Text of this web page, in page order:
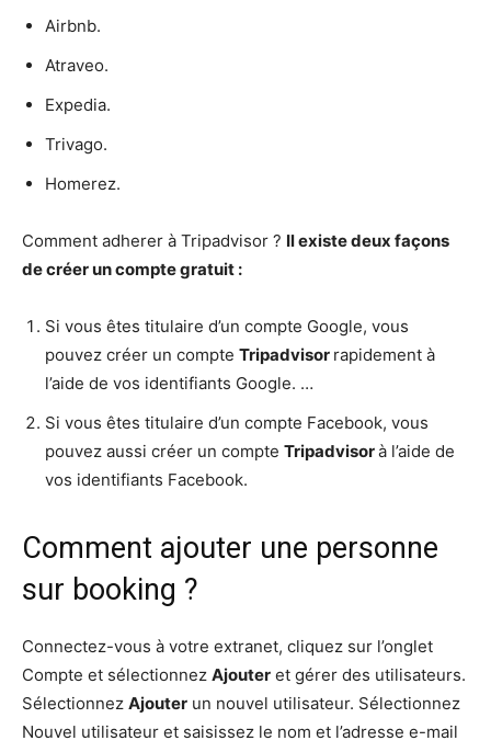
Airbnb.
Atraveo.
Expedia.
Trivago.
Homerez.
Comment adherer à Tripadvisor ? Il existe deux façons
de créer un compte gratuit :
Si vous êtes titulaire d’un compte Google, vous
pouvez créer un compte Tripadvisor rapidement à
l’aide de vos identifiants Google. …
Si vous êtes titulaire d’un compte Facebook, vous
pouvez aussi créer un compte Tripadvisorà l’aide de
vos identifiants Facebook.
Comment ajouter une personne
sur booking ?
Connectez-vous à votre extranet, cliquez sur l’onglet
Compte et sélectionnez Ajouter et gérer des utilisateurs.
Sélectionnez Ajouter un nouvel utilisateur. Sélectionnez
Nouvel utilisateur et saisissez le nom et l’adresse e-mail